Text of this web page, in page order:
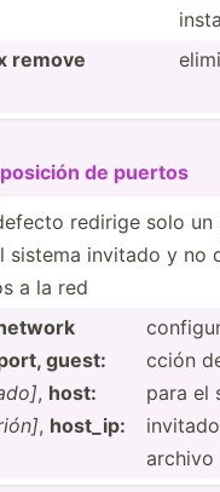
remove
de puertos
redirige solo un
sistema invitado y no
a la red
guest:
, host:
, host_ip:
cción
para el
archivo